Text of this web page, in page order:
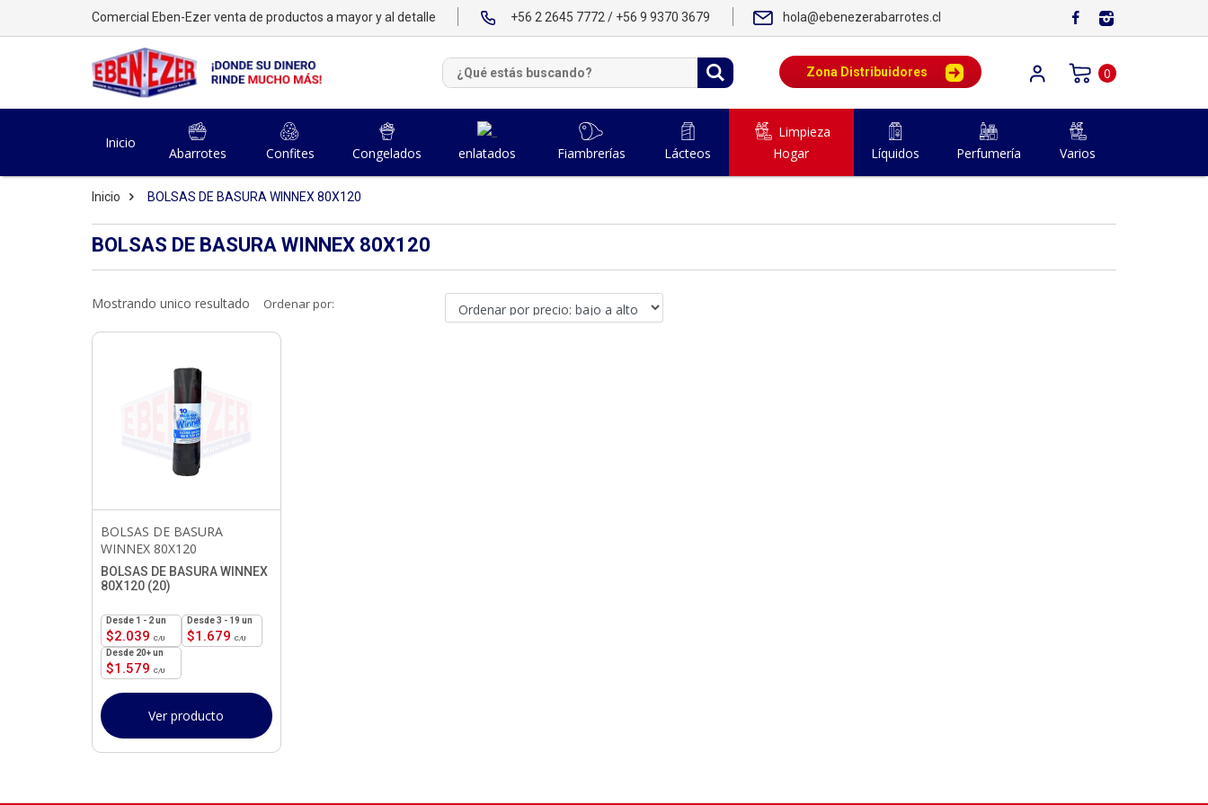
Comercial Eben-Ezer venta de productos a mayor y al detalle +56 2 2645 7772 / +56 9 9370 3679 hola@ebenezerabarrotes.cl
Zona Distribuidores 0
Inicio
Abarrotes Confites Congelados enlatados Fiambrerías Lácteos
Limpieza
Hogar
Líquidos Perfumería Varios
Inicio BOLSAS DE BASURA WINNEX 80X120
BOLSAS DE BASURA WINNEX 80X120
Mostrando unico resultado Ordenar por:
BOLSAS DE BASURA
WINNEX 80X120
BOLSAS DE BASURA WINNEX
80X120 (20)
$2.039
1 - 2un
$1.679
3 - 19 un
$1.579
20+ un
Ver producto